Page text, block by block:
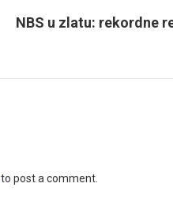
NBS u zlatu: rekordne
to post a comment.